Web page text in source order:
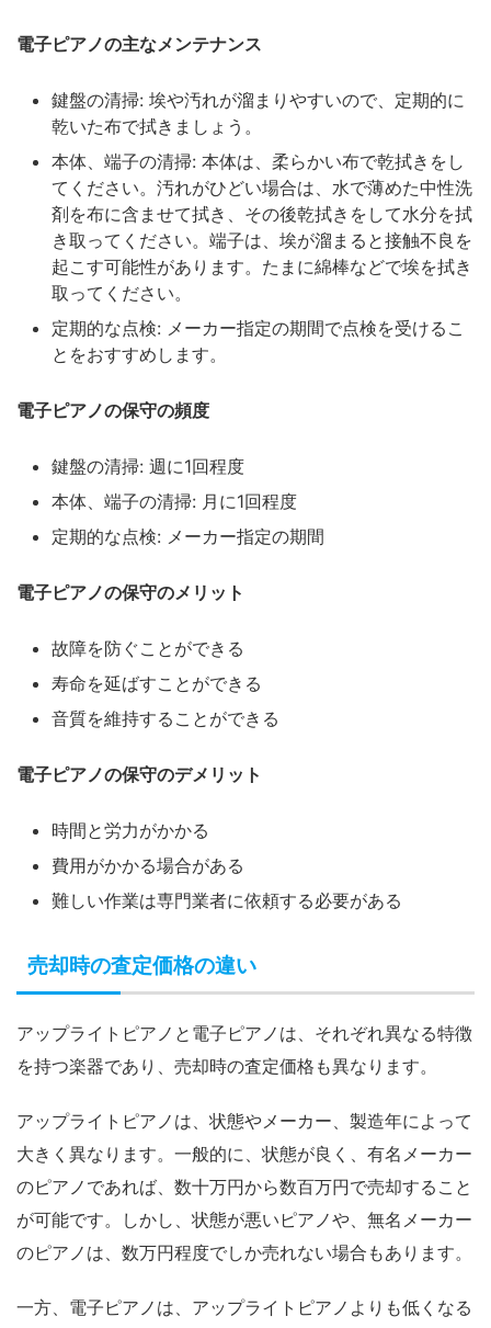
電子ピアノの主なメンテナンス
鍵盤の清掃: 埃や汚れが溜まりやすいので、定期的に
乾いた布で拭きましょう。
本体、端子の清掃: 本体は、柔らかい布で乾拭きをし
てください。汚れがひどい場合は、水で薄めた中性洗
剤を布に含ませて拭き、その後乾拭きをして水分を拭
き取ってください。端子は、埃が溜まると接触不良を
起こす可能性があります。たまに綿棒などで埃を拭き
取ってください。
定期的な点検: メーカー指定の期間で点検を受けるこ
とをおすすめします。
電子ピアノの保守の頻度
鍵盤の清掃: 週に1回程度
本体、端子の清掃: 月に1回程度
定期的な点検: メーカー指定の期間
電子ピアノの保守のメリット
故障を防ぐことができる
寿命を延ばすことができる
音質を維持することができる
電子ピアノの保守のデメリット
時間と労力がかかる
費用がかかる場合がある
難しい作業は専門業者に依頼する必要がある
売却時の査定価格の違い
アップライトピアノと電子ピアノは、それぞれ異なる特徴
を持つ楽器であり、売却時の査定価格も異なります。
アップライトピアノは、状態やメーカー、製造年によって
大きく異なります。一般的に、状態が良く、有名メーカー
のピアノであれば、数十万円から数百万円で売却すること
が可能です。しかし、状態が悪いピアノや、無名メーカー
のピアノは、数万円程度でしか売れない場合もあります。
一方、電子ピアノは、アップライトピアノよりも低くなる